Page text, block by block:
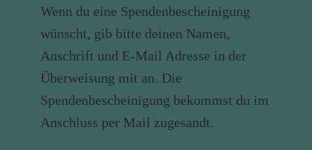
Wenn du eine Spendenbescheinigung
wünscht, gib bitte deinen Namen,
Anschrift und E-Mail Adresse in der
Überweisung mit an. Die
Spendenbescheinigung bekommst du im
Anschluss per Mail zugesandt.